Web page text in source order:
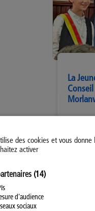
des cookies et vous donne
activer
(14)
d'audience
sociaux
La